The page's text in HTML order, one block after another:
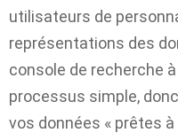
utilisateurs de
représentations des
console de recherche
processus simple,
vos données « prêtes à